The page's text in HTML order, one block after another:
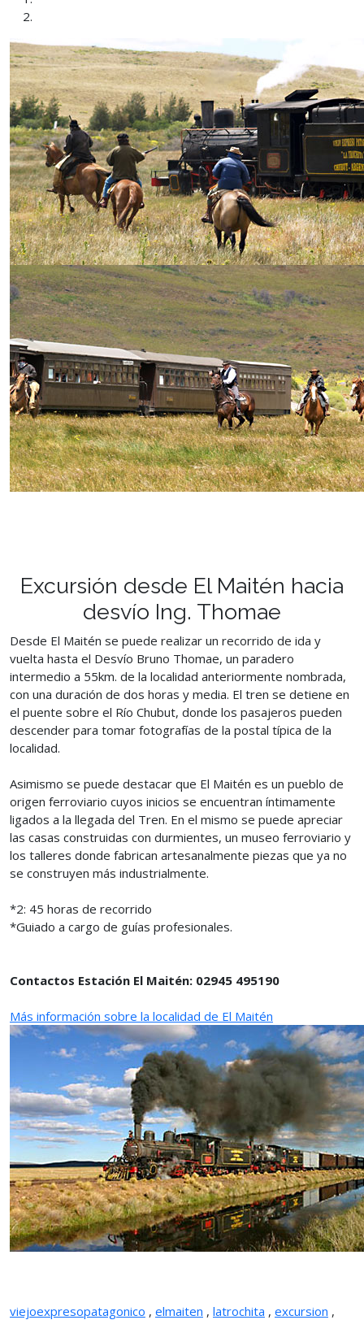
Excursión desde El Maitén hacia
desvío Ing. Thomae
Desde El Maitén se puede realizar un recorrido de ida y
vuelta hasta el Desvío Bruno Thomae, un paradero
intermedio a 55km. de la localidad anteriormente nombrada,
con una duración de dos horas y media. El tren se detiene en
el puente sobre el Río Chubut, donde los pasajeros pueden
descender para tomar fotografías de la postal típica de la
localidad.
Asimismo se puede destacar que El Maitén es un pueblo de
origen ferroviario cuyos inicios se encuentran íntimamente
ligados a la llegada del Tren. En el mismo se puede apreciar
las casas construidas con durmientes, un museo ferroviario y
los talleres donde fabrican artesanalmente piezas que ya no
se construyen más industrialmente.
*2: 45 horas de recorrido
*Guiado a cargo de guías profesionales.
Contactos Estación El Maitén: 02945 495190
Más información sobre la localidad de El Maitén
viejoexpresopatagonico , elmaiten , latrochita , excursion ,